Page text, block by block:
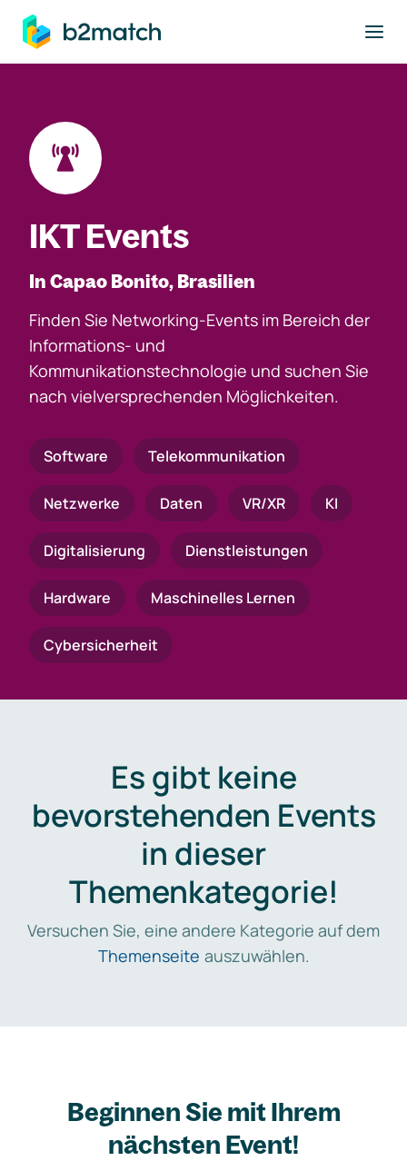
springen
IKT Events
In Capao Bonito, Brasilien
Finden Sie Networking-Events im Bereich der
Informations- und
Kommunikationstechnologie und suchen Sie
nach vielversprechenden Möglichkeiten.
Software Telekommunikation
Netzwerke Daten VR/XR KI
Digitalisierung Dienstleistungen
Hardware Maschinelles Lernen
Cybersicherheit
Es gibt keine
bevorstehenden Events
in dieser
Themenkategorie!
Versuchen Sie, eine andere Kategorie auf dem
Themenseite auszuwählen.
Beginnen Sie mit Ihrem
nächsten Event!